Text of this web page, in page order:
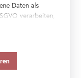
und
Führungen,
sowie
Outreach
Daten als
verarbeiten,
an den